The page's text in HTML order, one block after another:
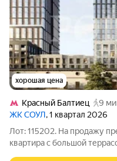
хорошая цена
Красный Балтиец
9
ЖК СОУЛ, 1 квартал 2026
Лот: 115202. На продажу
квартира с большой